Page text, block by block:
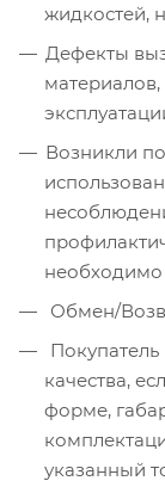
жидкостей,
Дефекты
Возникли
необходимо
Обмен/
качества,
форме,
указанный